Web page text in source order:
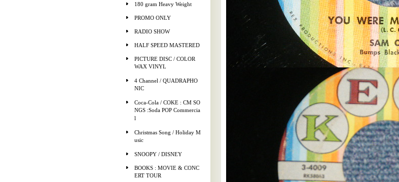
180 gram Heavy Weight
PROMO ONLY
RADIO SHOW
HALF SPEED MASTERED
PICTURE DISC / COLOR
WAX VINYL
4 Channel / QUADRAPHO
NIC
Coca-Cola / COKE : CM SO
NGS :Soda POP Commercia
l
Christmas Song / Holiday M
usic
SNOOPY / DISNEY
BOOKS : MOVIE & CONC
ERT TOUR